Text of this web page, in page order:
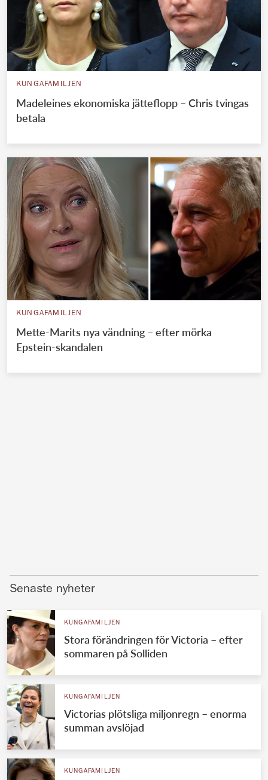
KUNGAFAMILJEN
Madeleines ekonomiska jätteflopp – Chris tvingas
betala
KUNGAFAMILJEN
Mette-Marits nya vändning – efter mörka
Epstein-skandalen
Senaste nyheter
KUNGAFAMILJEN
Stora förändringen för Victoria – efter
sommaren på Solliden
KUNGAFAMILJEN
Victorias plötsliga miljonregn – enorma
summan avslöjad
KUNGAFAMILJEN